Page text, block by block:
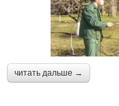
читать дальше →